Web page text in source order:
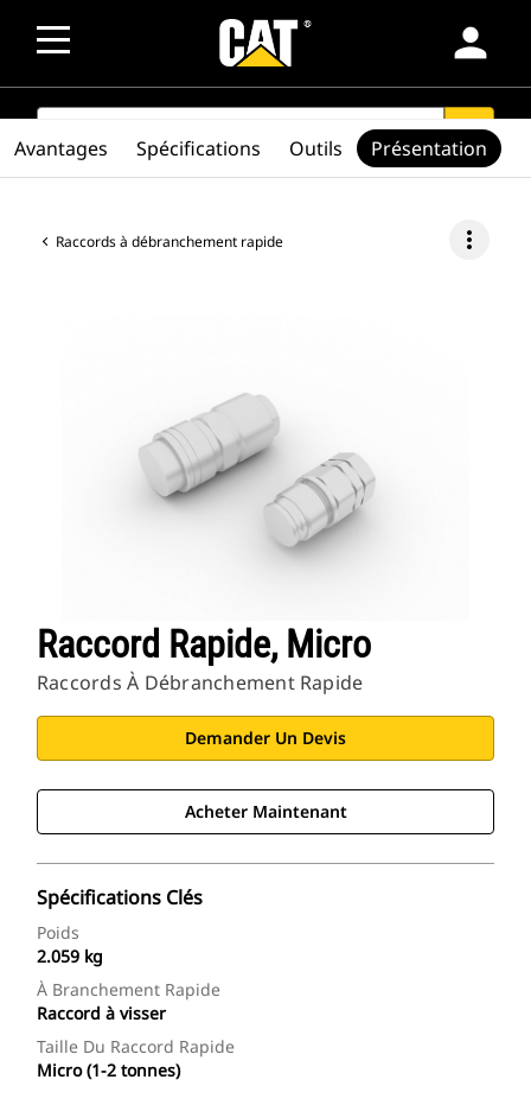
person
SEARCH search
Raccords à débranchement rapide more_vert
Raccord Rapide, Micro
Raccords À Débranchement Rapide
Demander Un Devis
Acheter Maintenant
Spécifications Clés
Poids
2.059 kg
À Branchement Rapide
Raccord à visser
Taille Du Raccord Rapide
Micro (1-2 tonnes)
Avantages Spécifications Outils Présentation